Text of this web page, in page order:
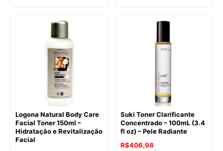
Logona Natural Body Care
Facial Toner 150ml –
Hidratação e Revitalização
Facial
Suki Toner Clarificante
Concentrado – 100mL (3.4
fl oz) – Pele Radiante
R$406,98